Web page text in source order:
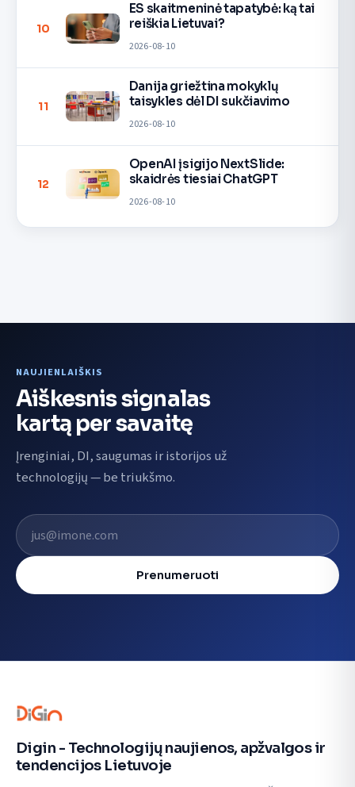
10
ES skaitmeninė tapatybė: ką tai
reiškia Lietuvai?
2026-08-10
11
Danija griežtina mokyklų
taisykles dėl DI sukčiavimo
2026-08-10
12
OpenAI įsigijo NextSlide:
skaidrės tiesiai ChatGPT
2026-08-10
NAUJIENLAIŠKIS
Aiškesnis signalas
kartą per savaitę
Įrenginiai, DI, saugumas ir istorijos už
technologijų — be triukšmo.
El. pašto adresas
Prenumeruoti
Digin - Technologijų naujienos, apžvalgos ir
tendencijos Lietuvoje